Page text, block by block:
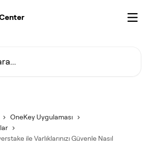
OneKey Uygulaması
ile Varlıklarınızı Güvenle Nasıl